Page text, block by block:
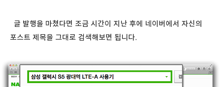
글 발행을 마쳤다면 조금 시간이 지난 후에 네이버에서 자신의
포스트 제목을 그대로 검색해보면 됩니다.